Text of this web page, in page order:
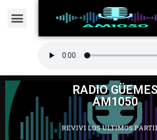
RADIO GÜEMES
AM1050
REVIVI LOS ULTIMOS